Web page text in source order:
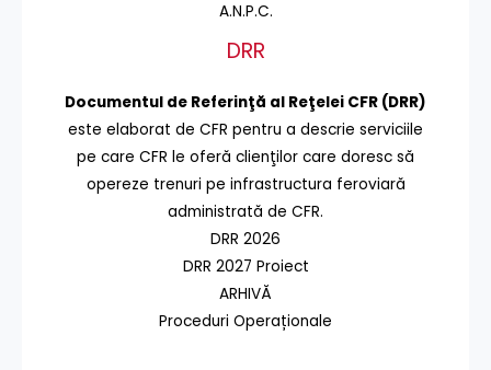
A.N.P.C.
DRR
Documentul de Referinţă al Reţelei CFR (DRR)
este elaborat de CFR pentru a descrie serviciile
pe care CFR le oferă clienţilor care doresc să
opereze trenuri pe infrastructura feroviară
administrată de CFR.
DRR 2026
DRR 2027 Proiect
ARHIVĂ
Proceduri Operaționale